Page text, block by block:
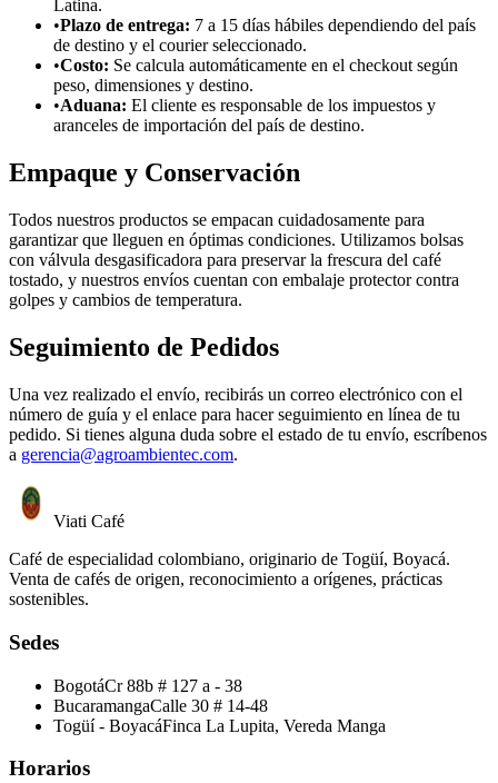
Latina.
•Plazo de entrega: 7 a 15 días hábiles dependiendo del país
de destino y el courier seleccionado.
•Costo: Se calcula automáticamente en el checkout según
peso, dimensiones y destino.
•Aduana: El cliente es responsable de los impuestos y
aranceles de importación del país de destino.
Empaque y Conservación
Todos nuestros productos se empacan cuidadosamente para
garantizar que lleguen en óptimas condiciones. Utilizamos bolsas
con válvula desgasificadora para preservar la frescura del café
tostado, y nuestros envíos cuentan con embalaje protector contra
golpes y cambios de temperatura.
Seguimiento de Pedidos
Una vez realizado el envío, recibirás un correo electrónico con el
número de guía y el enlace para hacer seguimiento en línea de tu
pedido. Si tienes alguna duda sobre el estado de tu envío, escríbenos
a gerencia@agroambientec.com.
Viati Café
Café de especialidad colombiano, originario de Togüí, Boyacá.
Venta de cafés de origen, reconocimiento a orígenes, prácticas
sostenibles.
Sedes
BogotáCr 88b # 127 a - 38
BucaramangaCalle 30 # 14-48
Togüí - BoyacáFinca La Lupita, Vereda Manga
Horarios